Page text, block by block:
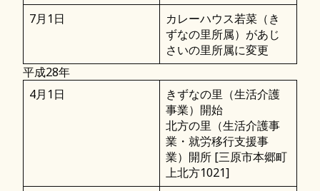
7月1日
カレーハウス若菜（き
ずなの里所属）があじ
さいの里所属に変更
平成28年
4月1日
きずなの里（生活介護
事業）開始
北方の里（生活介護事
業・就労移行支援事
業）開所 [三原市本郷町
上北方1021]